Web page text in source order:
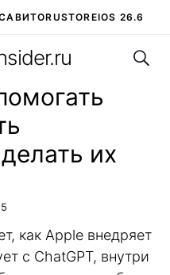
АВИТОRUSTOREIOS 26.6
ЧАТ В ROBLOX
их
как Apple внедряет
с ChatGPT, внутри